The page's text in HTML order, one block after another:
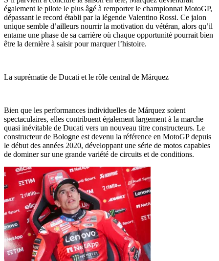
également le pilote le plus âgé à remporter le championnat MotoGP,
dépassant le record établi par la légende Valentino Rossi. Ce jalon
unique semble d’ailleurs nourrir la motivation du vétéran, alors qu’il
entame une phase de sa carrière où chaque opportunité pourrait bien
être la dernière à saisir pour marquer l’histoire.
La suprématie de Ducati et le rôle central de Márquez
Bien que les performances individuelles de Márquez soient
spectaculaires, elles contribuent également largement à la marche
quasi inévitable de Ducati vers un nouveau titre constructeurs. Le
constructeur de Bologne est devenu la référence en MotoGP depuis
le début des années 2020, développant une série de motos capables
de dominer sur une grande variété de circuits et de conditions.